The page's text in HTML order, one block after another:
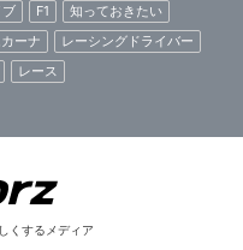
ブ F1
知っておきたい
ーナ
レーシングドライバー
レース
くするメディア